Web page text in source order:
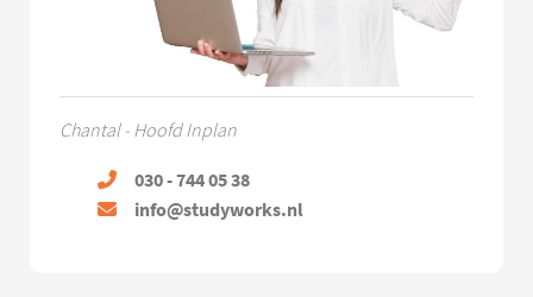
Chantal - Hoofd Inplan
030 - 744 05 38
info@studyworks.nl